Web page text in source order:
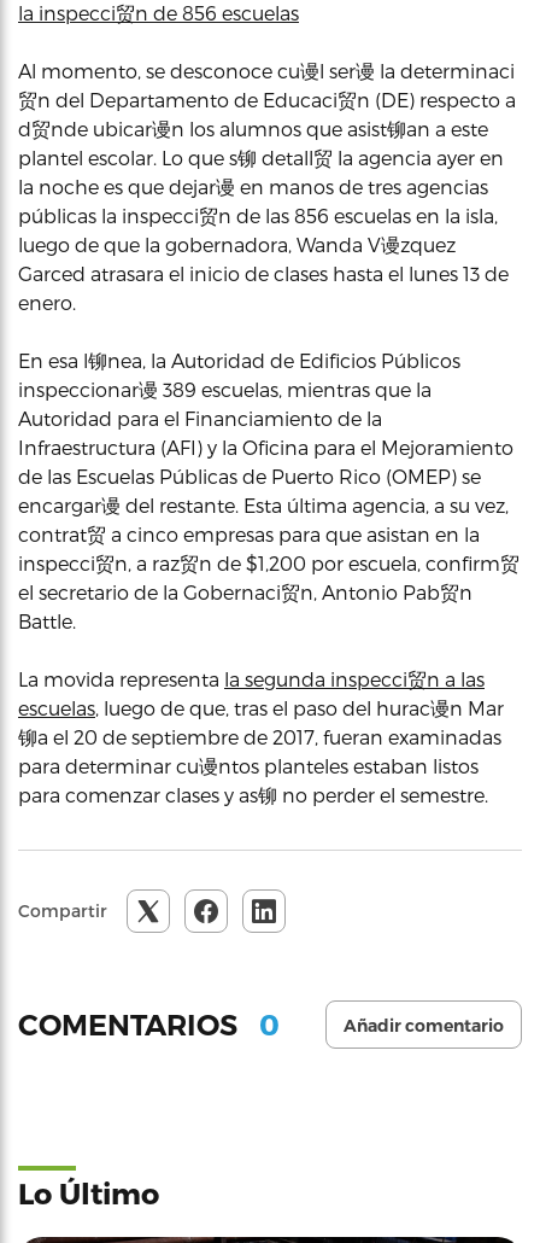
la inspecci贸n de 856 escuelas
Al momento, se desconoce cu谩l ser谩 la determinaci
贸n del Departamento de Educaci贸n (DE) respecto a
d贸nde ubicar谩n los alumnos que asist铆an a este
plantel escolar. Lo que s铆 detall贸 la agencia ayer en
la noche es que dejar谩 en manos de tres agencias
públicas la inspecci贸n de las 856 escuelas en la isla,
luego de que la gobernadora, Wanda V谩zquez
Garced atrasara el inicio de clases hasta el lunes 13 de
enero.
En esa l铆nea, la Autoridad de Edificios Públicos
inspeccionar谩 389 escuelas, mientras que la
Autoridad para el Financiamiento de la
Infraestructura (AFI) y la Oficina para el Mejoramiento
de las Escuelas Públicas de Puerto Rico (OMEP) se
encargar谩 del restante. Esta última agencia, a su vez,
contrat贸 a cinco empresas para que asistan en la
inspecci贸n, a raz贸n de $1,200 por escuela, confirm贸
el secretario de la Gobernaci贸n, Antonio Pab贸n
Battle.
La movida representa la segunda inspecci贸n a las
escuelas, luego de que, tras el paso del hurac谩n Mar
铆a el 20 de septiembre de 2017, fueran examinadas
para determinar cu谩ntos planteles estaban listos
para comenzar clases y as铆 no perder el semestre.
Compartir
COMENTARIOS 0 Añadir comentario
Lo Último